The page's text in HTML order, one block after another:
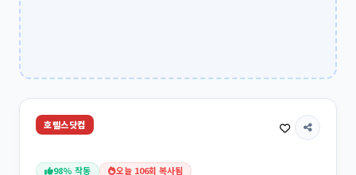
호텔스닷컴
98% 작동 오늘 106회 복사됨